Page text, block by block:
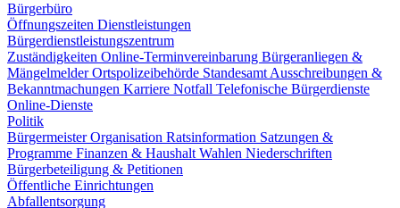
Bürgerbüro
Öffnungszeiten Dienstleistungen
Bürgerdienstleistungszentrum
Zuständigkeiten Online-Terminvereinbarung Bürgeranliegen &
MängelmelderOrtspolizeibehörde Standesamt Ausschreibungen &
Bekanntmachungen Karriere Notfall Telefonische Bürgerdienste
Online-Dienste
Politik
BürgermeisterOrganisation Ratsinformation Satzungen &
Programme Finanzen & Haushalt Wahlen Niederschriften
Bürgerbeteiligung & Petitionen
Öffentliche Einrichtungen
Abfallentsorgung